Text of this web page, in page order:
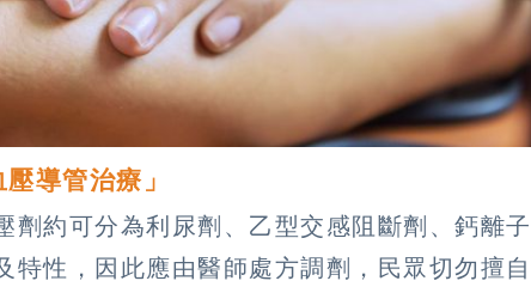
導管治療」
劑約可分為利尿劑、乙型交感阻斷劑、鈣離子
特性，因此應由醫師處方調劑，民眾切勿擅自